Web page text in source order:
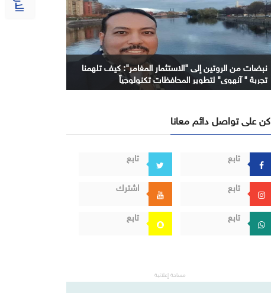
نبضات من الروتين إلى "الاستثمار المغامر": كيف تلهمنا
تجربة " آنهوي" لتطوير المحافظات تكنولوجياً
كن على تواصل دائم معانا
تابع
تابع
تابع
اشترك
تابع
تابع
مساحة إعلانية